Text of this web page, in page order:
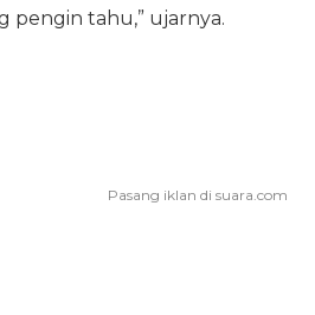
pengin tahu,” ujarnya.